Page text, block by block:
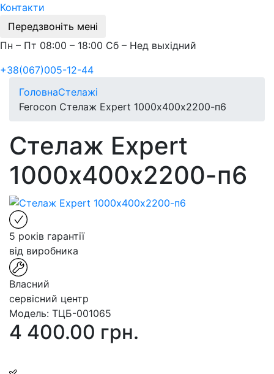
Контакти
Передзвоніть мені
Пн – Пт 08:00 – 18:00 Сб – Нед выхідний
+38(067)005-12-44
ГоловнаСтелажі
Ferocon Стелаж Expert 1000х400х2200-п6
Стелаж Expert
1000х400х2200-п6
5 років гарантії
від виробника
Власний
сервісний центр
Модель: ТЦБ-001065
4 400.00 грн.